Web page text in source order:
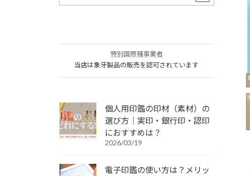
特別国際種事業者
当店は象牙製品の販売を認可されています
個人用印鑑の印材（素材）の
選び方｜実印・銀行印・認印
におすすめは？
2026/03/19
電子印鑑の使い方は？メリッ